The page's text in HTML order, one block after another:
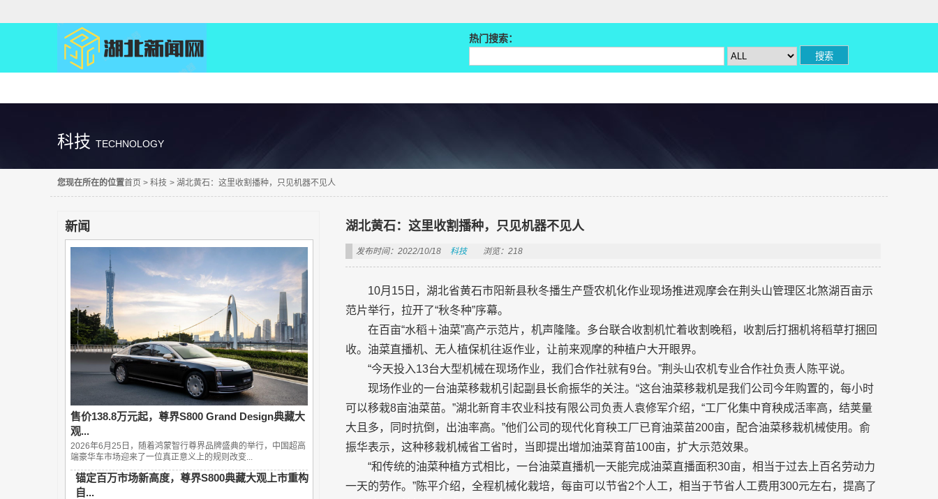
热门搜索：
科技 TECHNOLOGY
您现在所在的位置首页 > 科技 > 湖北黄石：这里收割播种，只见机器不见人
新闻
售价138.8万元起，尊界S800 Grand Design典藏大
观...
2026年6月25日，随着鸿蒙智行尊界品牌盛典的举行，中国超高
端豪华车市场迎来了一位真正意义上的规则改变...
锚定百万市场新高度，尊界S800典藏大观上市重构
自...
湖北黄石：这里收割播种，只见机器不见人
发布时间：2022/10/18 科技 浏览：218
10月15日，湖北省黄石市阳新县秋冬播生产暨农机化作业现场推进观摩会在荆头山管理区北煞湖百亩示
范片举行，拉开了“秋冬种”序幕。
在百亩“水稻＋油菜”高产示范片，机声隆隆。多台联合收割机忙着收割晚稻，收割后打捆机将稻草打捆回
收。油菜直播机、无人植保机往返作业，让前来观摩的种植户大开眼界。
“今天投入13台大型机械在现场作业，我们合作社就有9台。”荆头山农机专业合作社负责人陈平说。
现场作业的一台油菜移栽机引起副县长俞振华的关注。“这台油菜移栽机是我们公司今年购置的，每小时
可以移栽8亩油菜苗。”湖北新育丰农业科技有限公司负责人袁修军介绍，“工厂化集中育秧成活率高，结荚量
大且多，同时抗倒，出油率高。”他们公司的现代化育秧工厂已育油菜苗200亩，配合油菜移栽机械使用。俞
振华表示，这种移栽机械省工省时，当即提出增加油菜育苗100亩，扩大示范效果。
“和传统的油菜种植方式相比，一台油菜直播机一天能完成油菜直播面积30亩，相当于过去上百名劳动力
一天的劳作。”陈平介绍，全程机械化栽培，每亩可以节省2个人工，相当于节省人工费用300元左右，提高了